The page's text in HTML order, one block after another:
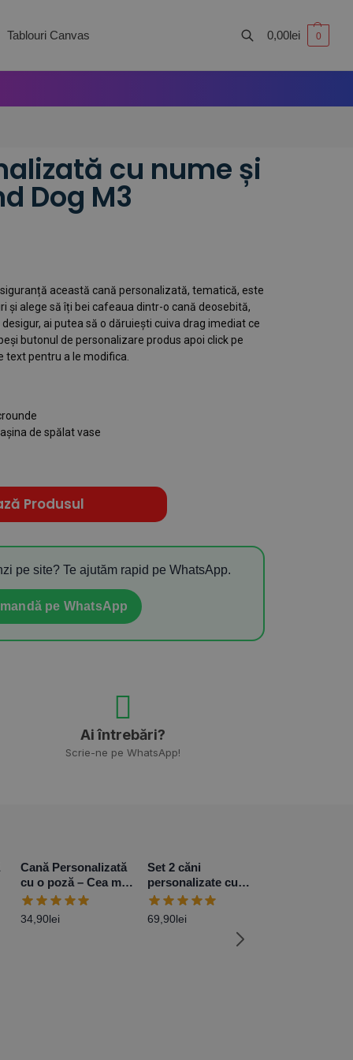
Tablouri Canvas 0,00lei 0
cu nume și
Dog M3
această cană personalizată, tematică, este
și alege să îți bei cafeaua dintr-o cană deosebită,
ai putea să o dăruiești cuiva drag imediat ce
butonul de personalizare produs apoi click pe
text pentru a le modifica.
de spălat vase
Produsul
pe site? Te ajutăm rapid pe WhatsApp.
pe WhatsApp
Ai întrebări?
Scrie-ne pe WhatsApp!
Cană Personalizată
cu o poză – Cea mai
bună bunică
34,90lei
Set 2 căni
personalizate cu
poză pentru Fini
69,90lei